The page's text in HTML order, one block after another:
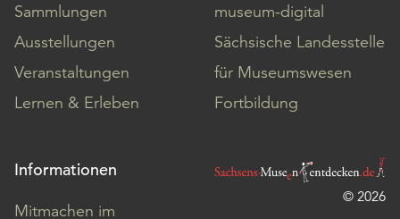
Sammlungen
Ausstellungen
Veranstaltungen
Lernen & Erleben
museum-digital
Sächsische Landesstelle
für Museumswesen
Fortbildung
Informationen
Mitmachen im
© 2026